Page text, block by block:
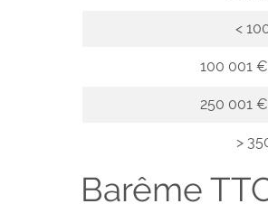
<
100 001
250 001
>
Barême